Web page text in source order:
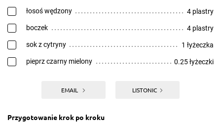
łosoś wędzony 4 plastry
boczek 4 plastry
sok z cytryny 1 łyżeczka
pieprz czarny mielony 0.25 łyżeczki
EMAIL LISTONIC
Przygotowanie krok po kroku